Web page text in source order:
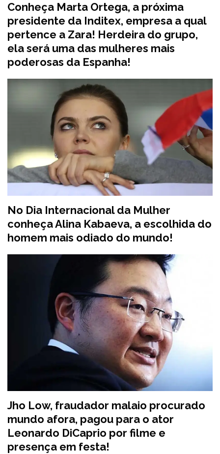
Conheça Marta Ortega, a próxima
presidente da Inditex, empresa a qual
pertence a Zara! Herdeira do grupo,
ela será uma das mulheres mais
poderosas da Espanha!
No Dia Internacional da Mulher
conheça Alina Kabaeva, a escolhida do
homem mais odiado do mundo!
Jho Low, fraudador malaio procurado
mundo afora, pagou para o ator
Leonardo DiCaprio por filme e
presença em festa!